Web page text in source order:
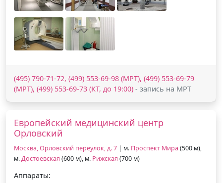
(495) 790-71-72, (499) 553-69-98 (МРТ), (499) 553-69-79
(МРТ), (499) 553-69-73 (КТ, до 19:00) - запись на МРТ
Европейский медицинский центр
Орловский
Москва, Орловский переулок, д. 7 | м. Проспект Мира (500 м),
м.Достоевская (600 м), м. Рижская (700 м)
Аппараты: